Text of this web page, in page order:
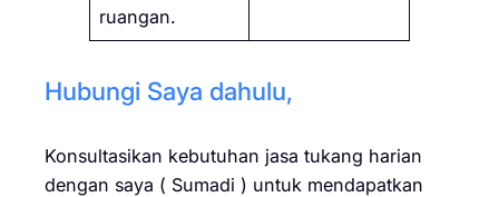
ruangan.
Hubungi Saya dahulu,
Konsultasikan kebutuhan jasa tukang harian
dengan saya ( Sumadi ) untuk mendapatkan